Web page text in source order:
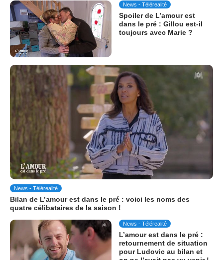
News - Télérealité
Spoiler de L’amour est
dans le pré : Gillou est-il
toujours avec Marie ?
News - Télérealité
Bilan de L’amour est dans le pré : voici les noms des
quatre célibataires de la saison !
News - Télérealité
L’amour est dans le pré :
retournement de situation
pour Ludovic au bilan et